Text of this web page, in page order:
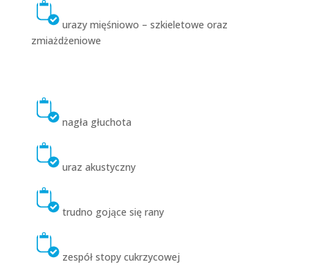
urazy mięśniowo – szkieletowe oraz
zmiażdżeniowe
nagła głuchota
uraz akustyczny
trudno gojące się rany
zespół stopy cukrzycowej